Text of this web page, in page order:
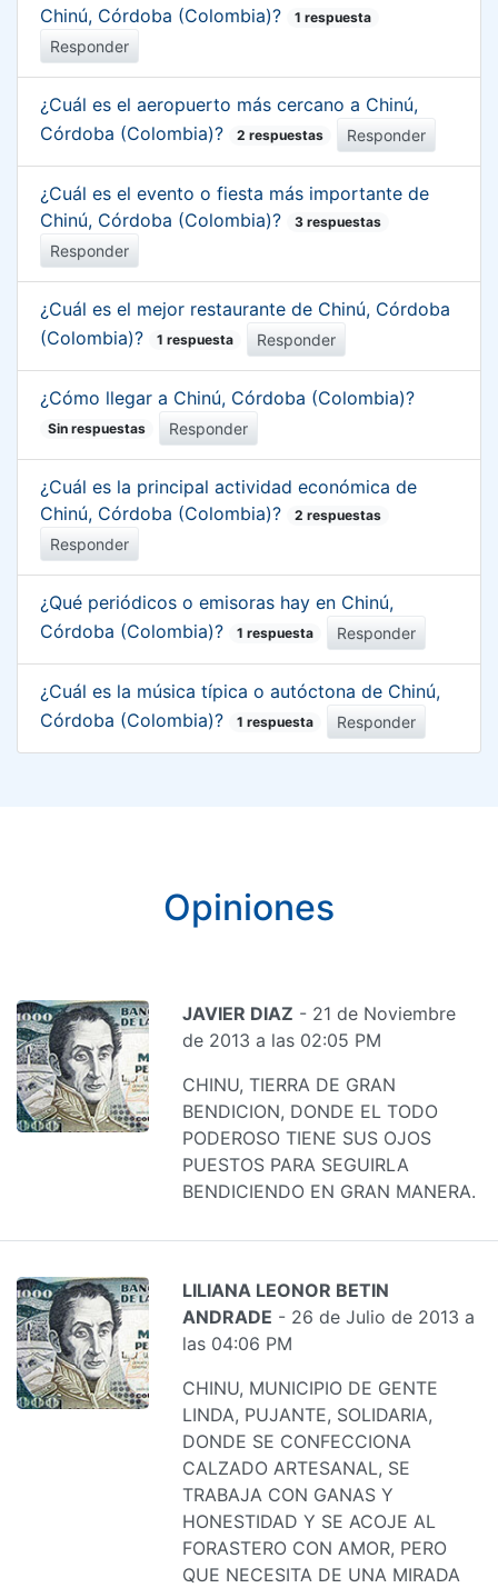
Chinú, Córdoba (Colombia)? 1 respuesta
Responder
¿Cuál es el aeropuerto más cercano a Chinú,
Córdoba (Colombia)?
2 respuestas Responder
¿Cuál es el evento o fiesta más importante de
Chinú, Córdoba (Colombia)?
3 respuestas
Responder
¿Cuál es el mejor restaurante de Chinú, Córdoba
(Colombia)?
1 respuesta Responder
¿Cómo llegar a Chinú, Córdoba (Colombia)?
Sin respuestas Responder
¿Cuál es la principal actividad económica de
Chinú, Córdoba (Colombia)?
2 respuestas
Responder
¿Qué periódicos o emisoras hay en Chinú,
Córdoba (Colombia)?
1 respuesta Responder
¿Cuál es la música típica o autóctona de Chinú,
Córdoba (Colombia)?
1 respuesta Responder
Opiniones
JAVIER DIAZ - 21 de Noviembre
de 2013 a las 02:05 PM
CHINU, TIERRA DE GRAN
BENDICION, DONDE EL TODO
PODEROSO TIENE SUS OJOS
PUESTOS PARA SEGUIRLA
BENDICIENDO EN GRAN MANERA.
LILIANA LEONOR BETIN
ANDRADE - 26 de Julio de 2013 a
las 04:06 PM
CHINU, MUNICIPIO DE GENTE
LINDA, PUJANTE, SOLIDARIA,
DONDE SE CONFECCIONA
CALZADO ARTESANAL, SE
TRABAJA CON GANAS Y
HONESTIDAD Y SE ACOJE AL
FORASTERO CON AMOR, PERO
QUE NECESITA DE UNA MIRADA